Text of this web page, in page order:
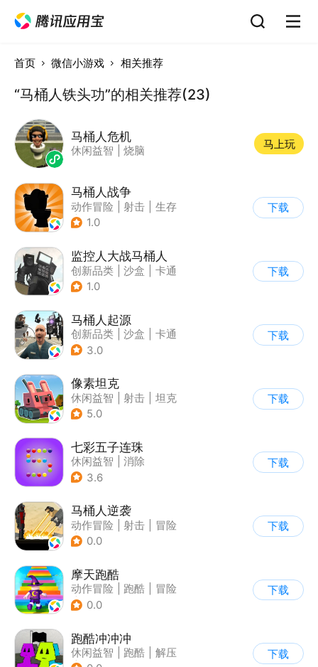
首页 微信小游戏 相关推荐
“马桶人铁头功”的相关推荐(23)
马桶人危机
休闲益智 烧脑
马上玩
马桶人战争
动作冒险 射击
生存
| 卡通
1.0
下载
监控人大战马桶人
创新品类 沙盒
卡通
| 建造
1.0
下载
马桶人起源
创新品类 沙盒
卡通
| 建造
3.0
下载
像素坦克
休闲益智 射击
坦克
| 像素风
5.0
下载
七彩五子连珠
休闲益智
消除
3.6
下载
马桶人逆袭
动作冒险 射击
冒险
| 像素风
0.0
下载
摩天跑酷
动作冒险 跑酷
冒险
| 横版过关
0.0
下载
跑酷冲冲冲
休闲益智 跑酷
解压
下载